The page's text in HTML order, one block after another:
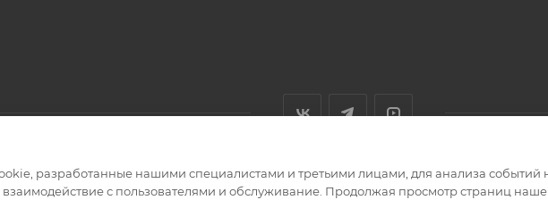
магазин
разработанные нашими специалистами и третьими лицами, для анализа событий
взаимодействие с пользователями и обслуживание. Продолжая просмотр страниц